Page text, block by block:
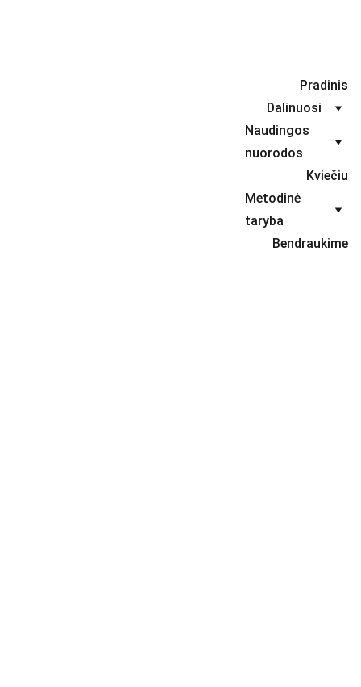
Pradinis
Dalinuosi
Naudingos
nuorodos
Kviečiu
Metodinė
taryba
Bendraukime